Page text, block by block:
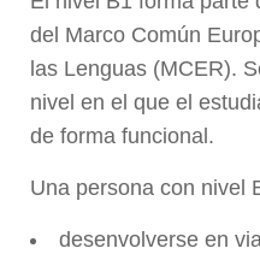
del Marco Común
las Lenguas (MCER).
nivel en el que el
de forma funcional.
Una persona con nivel
desenvolverse en